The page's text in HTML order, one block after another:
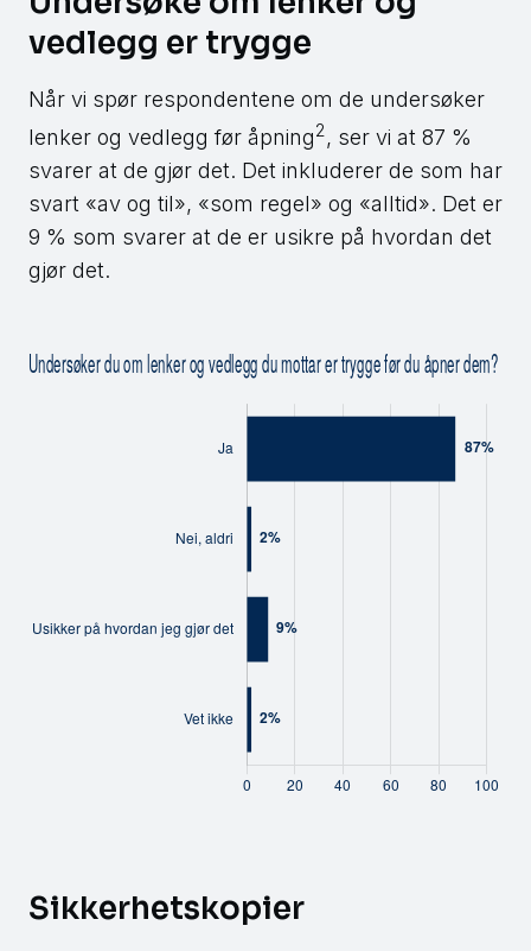
vedlegg er trygge
Når vi spør respondentene om de undersøker
lenker og vedlegg før åpning2 , ser vi at 87 %
svarer at de gjør det. Det inkluderer de som har
svart «av og til», «som regel» og «alltid». Det er
9 % som svarer at de er usikre på hvordan det
gjør det.
Sikkerhetskopier